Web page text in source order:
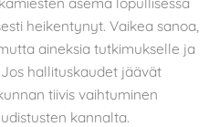
heikentynyt. Vaikea sanoa,
aineksia tutkimukselle ja
hallituskaudet jäävät
tiivis vaihtuminen
kannalta.